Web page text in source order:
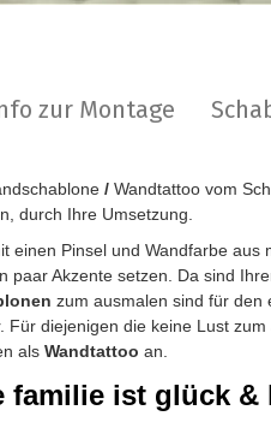
zur Montage
/ Wandtattoo vom
durch Ihre Umsetzung.
einen Pinsel und Wandfarbe aus
paar Akzente setzen. Da sind
zum ausmalen sind für den
Für diejenigen die keine Lust
als Wandtattoo an.
familie ist glück &